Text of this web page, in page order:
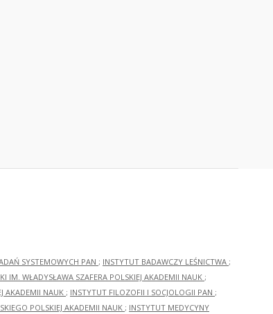
SYSTEMOWYCH PAN ; INSTYTUT BADAWCZY LEŚNICTWA ;
IM. WŁADYSŁAWA SZAFERA POLSKIEJ AKADEMII NAUK ;
AKADEMII NAUK ; INSTYTUT FILOZOFII I SOCJOLOGII PAN ;
POLSKIEJ AKADEMII NAUK ; INSTYTUT MEDYCYNY